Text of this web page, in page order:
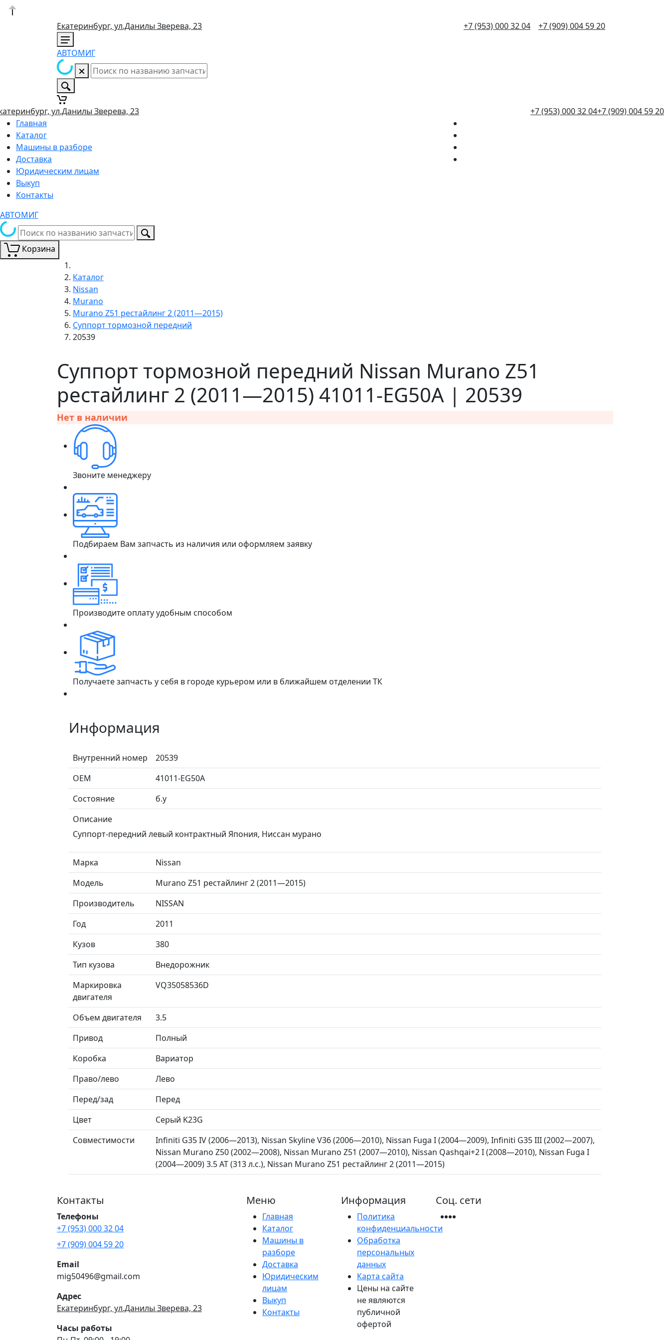
Екатеринбург, ул.Данилы Зверева, 23 +7 (953) 000 32 04 +7 (909) 004 59 20
АВТОМИГ
ул.Данилы Зверева, 23 +7 (953) 000 32 04+7 (909) 004 59 20
Главная
Каталог
Машины в разборе
Доставка
Юридическим лицам
Выкуп
Контакты
АВТОМИГ
Корзина
Каталог
Nissan
Murano
Murano Z51 рестайлинг 2 (2011—2015)
Суппорт тормозной передний
20539
Суппорт тормозной передний Nissan Murano Z51
рестайлинг 2 (2011—2015) 41011-EG50A | 20539
Нет в наличии
Звоните менеджеру
Подбираем Вам запчасть из наличия или оформляем заявку
Производите оплату удобным способом
Получаете запчасть у себя в городе курьером или в ближайшем отделении ТК
Информация
Внутренний номер
20539
ОЕМ
41011-EG50A
Состояние
б.у
Описание
Суппорт-передний левый контрактный Япония, Ниссан мурано
Марка
Nissan
Модель
Murano Z51 рестайлинг 2 (2011—2015)
Производитель
NISSAN
Год
2011
Кузов
380
Тип кузова
Внедорожник
Маркировка
двигателя
VQ35058536D
Объем двигателя
3.5
Привод
Полный
Коробка
Вариатор
Право/лево
Лево
Перед/зад
Перед
Цвет
Серый K23G
Совместимости
Infiniti G35 IV (2006—2013), Nissan Skyline V36 (2006—2010), Nissan Fuga I (2004—2009), Infiniti G35 III (2002—2007),
Nissan Murano Z50 (2002—2008), Nissan Murano Z51 (2007—2010), Nissan Qashqai+2 I (2008—2010), Nissan Fuga I
(2004—2009) 3.5 AT (313 л.с.), Nissan Murano Z51 рестайлинг 2 (2011—2015)
Контакты
Телефоны
+7 (953) 000 32 04
+7 (909) 004 59 20
Email
mig50496@gmail.com
Адрес
Екатеринбург, ул.Данилы Зверева, 23
Часы работы
Меню
Главная
Каталог
Машины в
разборе
Доставка
Юридическим
лицам
Выкуп
Контакты
Информация
Политика
конфиденциальности
Обработка
персональных
данных
Карта сайта
Цены на сайте
не являются
публичной
офертой
Соц. сети